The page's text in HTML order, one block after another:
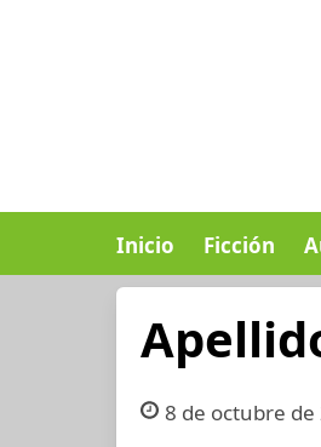
Inicio Ficción
8 de octubre de